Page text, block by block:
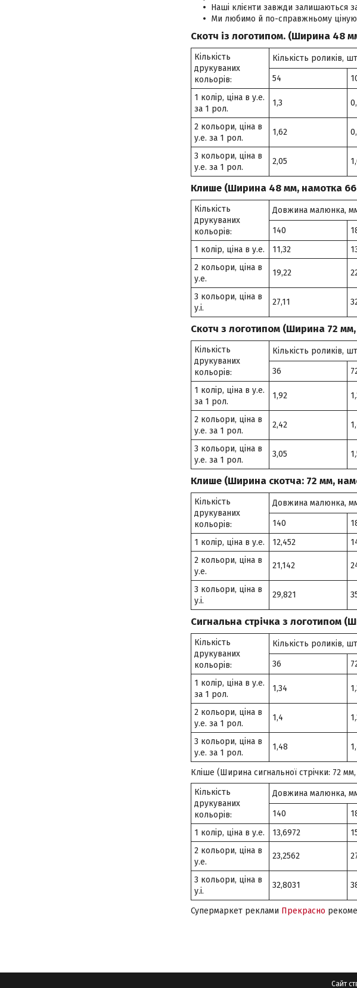
Наші клієнти завжди залишаються
Ми любимо й по-справжньому
Скотч із логотипом. (Ширина 48
Кількість
друкуваних
кольорів:
Кількість роликів,
54
1 колір, ціна в у.е.
за 1 рол.
1,3
2 кольори, ціна в
у.е. за 1 рол.
1,62
3 кольори, ціна в
у.е. за 1 рол.
2,05
Клише (Ширина 48 мм, намотка
Кількість
друкуваних
кольорів:
Довжина малюнка,
140
1 колір, ціна в у.е.
11,32
2 кольори, ціна в
у.е.
19,22
3 кольори, ціна в
у.і.
27,11
Скотч з логотипом (Ширина 72
Кількість
друкуваних
кольорів:
Кількість роликів,
36
1 колір, ціна в у.е.
за 1 рол.
1,92
2 кольори, ціна в
у.е. за 1 рол.
2,42
3 кольори, ціна в
у.е. за 1 рол.
3,05
Клише (Ширина скотча: 72 мм,
Кількість
друкуваних
кольорів:
Довжина малюнка,
140
1 колір, ціна в у.е.
12,452
2 кольори, ціна в
у.е.
21,142
3 кольори, ціна в
у.і.
29,821
Сигнальна стрічка з логотипом
Кількість
друкуваних
кольорів:
Кількість роликів,
36
1 колір, ціна в у.е.
за 1 рол.
1,34
2 кольори, ціна в
у.е. за 1 рол.
1,4
3 кольори, ціна в
у.е. за 1 рол.
1,48
Кліше (Ширина сигнальної стрічки: 72
Кількість
друкуваних
кольорів:
Довжина малюнка,
140
1 колір, ціна в у.е.
13,6972
2 кольори, ціна в
у.е.
23,2562
3 кольори, ціна в
у.і.
32,8031
Супермаркет реклами Прекрасно
Сайт